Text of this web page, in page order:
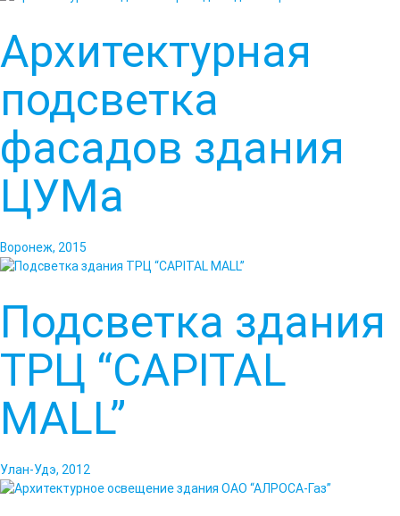
Архитектурная
подсветка
фасадов здания
ЦУМа
Воронеж, 2015
Подсветка здания
ТРЦ “CAPITAL
MALL”
Улан-Удэ, 2012